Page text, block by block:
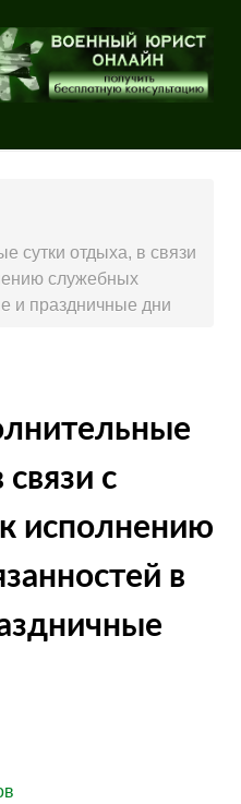
сутки отдыха, в связи
служебных
и праздничные дни
с
исполнению
в